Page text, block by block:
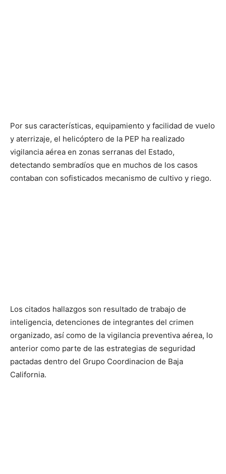
Por sus características, equipamiento y facilidad de vuelo
y aterrizaje, el helicóptero de la PEP ha realizado
vigilancia aérea en zonas serranas del Estado,
detectando sembradíos que en muchos de los casos
contaban con sofisticados mecanismo de cultivo y riego.
Los citados hallazgos son resultado de trabajo de
inteligencia, detenciones de integrantes del crimen
organizado, así como de la vigilancia preventiva aérea, lo
anterior como parte de las estrategias de seguridad
pactadas dentro del Grupo Coordinacion de Baja
California.